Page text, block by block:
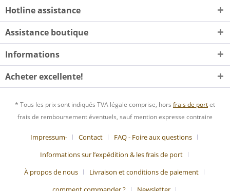
Hotline assistance
Assistance boutique
Informations
Acheter excellente!
* Tous les prix sont indiqués TVA légale comprise, hors frais de portet
frais de remboursement éventuels, sauf mention expresse contraire
Impressum- Contact
FAQ - Foire aux questions
Informations sur l’expédition & les frais de port
À propos de nous
Livraison et conditions de paiement